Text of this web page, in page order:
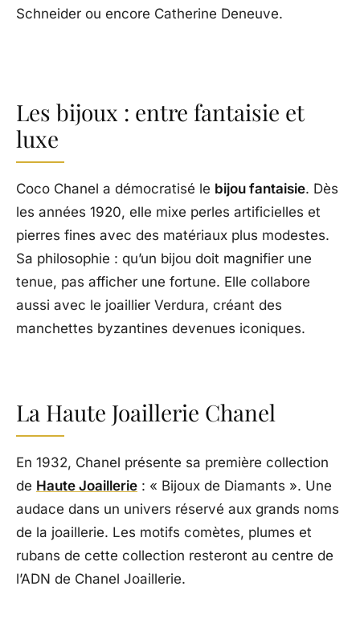
Schneider ou encore Catherine Deneuve.
Les bijoux : entre fantaisie et
luxe
Coco Chanel a démocratisé le bijou fantaisie. Dès
les années 1920, elle mixe perles artificielles et
pierres fines avec des matériaux plus modestes.
Sa philosophie : qu’un bijou doit magnifier une
tenue, pas afficher une fortune. Elle collabore
aussi avec le joaillier Verdura, créant des
manchettes byzantines devenues iconiques.
La Haute Joaillerie Chanel
En 1932, Chanel présente sa première collection
de Haute Joaillerie : « Bijoux de Diamants ». Une
audace dans un univers réservé aux grands noms
de la joaillerie. Les motifs comètes, plumes et
rubans de cette collection resteront au centre de
l’ADN de Chanel Joaillerie.